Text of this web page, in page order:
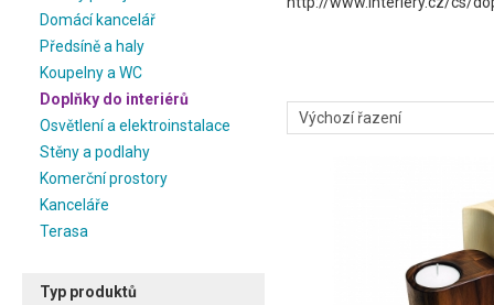
Domácí kancelář
Předsíně a haly
Koupelny a WC
Doplňky do interiérů
Osvětlení a elektroinstalace
Stěny a podlahy
Komerční prostory
Kanceláře
Terasa
Typ produktů